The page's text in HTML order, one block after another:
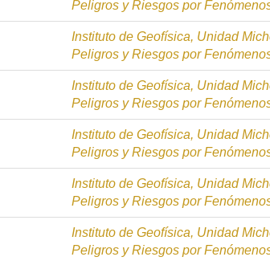
Peligros y Riesgos por
Instituto de Geofísica, Unidad
Peligros y Riesgos por
Instituto de Geofísica, Unidad
Peligros y Riesgos por
Instituto de Geofísica, Unidad
Peligros y Riesgos por
Instituto de Geofísica, Unidad
Peligros y Riesgos por
Instituto de Geofísica, Unidad
Peligros y Riesgos por